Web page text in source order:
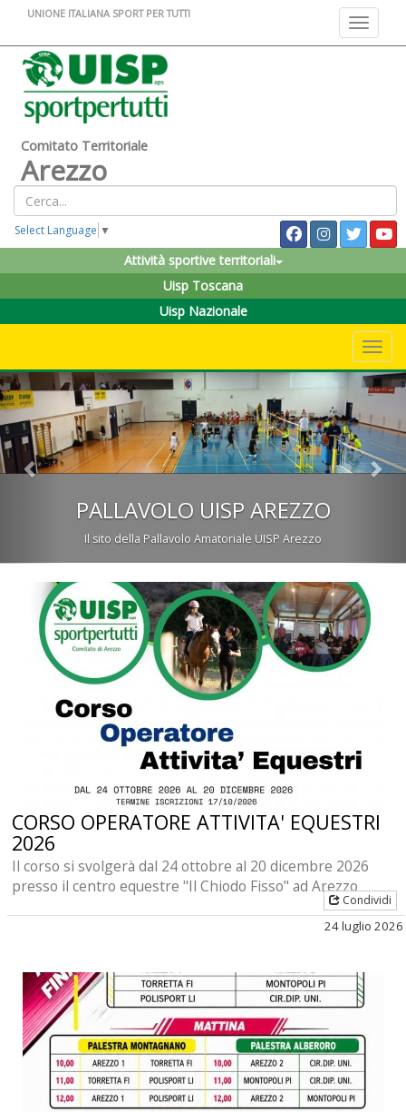
Toggle
UNIONE ITALIANA SPORT PER TUTTI
Comitato Territoriale
Arezzo
Select Language ▼
Attività sportive territoriali
Uisp Toscana
Uisp Nazionale
PALLAVOLO UISP AREZZO
Il sito della Pallavolo Amatoriale UISP Arezzo
Previous
CORSO OPERATORE ATTIVITA' EQUESTRI
2026
Il corso si svolgerà dal 24 ottobre al 20 dicembre 2026
presso il centro equestre "Il Chiodo Fisso" ad Arezzo
Condividi
24 luglio 2026